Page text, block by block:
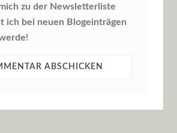
zu der Newsletterliste
ich bei neuen Blogeinträgen